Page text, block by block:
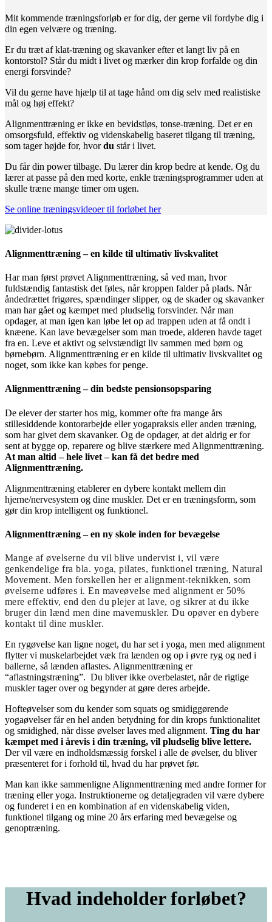
Mit kommende træningsforløb er for dig, der gerne vil fordybe dig i
din egen velvære og træning.
Er du træt af klat-træning og skavanker efter et langt liv på en
kontorstol? Står du midt i livet og mærker din krop forfalde og din
energi forsvinde?
Vil du gerne have hjælp til at tage hånd om dig selv med realistiske
mål og høj effekt?
Alignmenttræning er ikke en bevidstløs, tonse-træning. Det er en
omsorgsfuld, effektiv og videnskabelig baseret tilgang til træning,
som tager højde for, hvordu står i livet.
Du fårdin power tilbage. Du lærer din krop bedre at kende. Og du
lærer at passe på den med korte, enkle træningsprogrammer uden at
skulle træne mange timer om ugen.
Se online træningsvideoer til forløbet her
Alignmenttræning – en kilde til ultimativ livskvalitet
Har man først prøvet Alignmenttræning, så ved man, hvor
fuldstændig fantastisk det føles, når kroppen falder på plads. Når
åndedrættet frigøres, spændinger slipper, og de skader og skavanker
man har gået og kæmpet med pludselig forsvinder. Når man
opdager, at man igen kan løbe let op ad trappen uden at få ondt i
knæene. Kan lave bevægelser som man troede, alderen havde taget
fra en. Leve et aktivt og selvstændigt liv sammen med børn og
børnebørn. Alignmenttræning er en kilde til ultimativ livskvalitet og
noget, som ikke kan købes for penge.
Alignmenttræning – din bedste pensionsopsparing
De elever der starter hos mig, kommer ofte fra mange års
stillesiddende kontorarbejde eller yogapraksis eller anden træning,
som har givet dem skavanker. Og de opdager, at det aldrig er for
sent at bygge op, reparere og blive stærkere med Alignmenttræning.
At man altid – hele livet – kan få det bedre med
Alignmenttræning.
Alignmenttræning etablerer en dybere kontakt mellem din
hjerne/nervesystem og dine muskler. Det er en træningsform, som
gør din krop intelligent og funktionel.
Alignmenttræning – en ny skole inden for bevægelse
Mange af øvelserne du vil blive undervist i, vil være
genkendelige fra bla. yoga, pilates, funktionel træning, Natural
Movement. Men forskellen her er alignment-teknikken, som
øvelserne udføres i. En maveøvelse med alignment er 50%
mere effektiv, end den du plejer at lave, og sikrer at du ikke
bruger din lænd men dine mavemuskler. Du opøver en dybere
kontakt til dine muskler.
En rygøvelse kan ligne noget, du har set i yoga, men med alignment
flytter vi muskelarbejdet væk fra lænden og op i øvre ryg og ned i
ballerne, så lænden aflastes. Alignmenttræning er
“aflastningstræning”. Du bliver ikke overbelastet, når de rigtige
muskler tager over og begynder at gøre deres arbejde.
Hofteøvelser som du kender som squats og smidiggørende
yogaøvelser får en hel anden betydning for din krops funktionalitet
og smidighed, når disse øvelser laves med alignment. Ting du har
kæmpet med i årevis i din træning, vil pludselig blive lettere.
Der vil være en indholdsmæssig forskel i alle de øvelser, du bliver
præsenteret for i forhold til, hvad du har prøvet før.
Man kan ikke sammenligne Alignmenttræning med andre former for
træning eller yoga. Instruktionerne og detaljegraden vil være dybere
og funderet i en en kombination af en videnskabelig viden,
funktionel tilgang og mine 20 års erfaring med bevægelse og
genoptræning.
Hvad indeholder forløbet?